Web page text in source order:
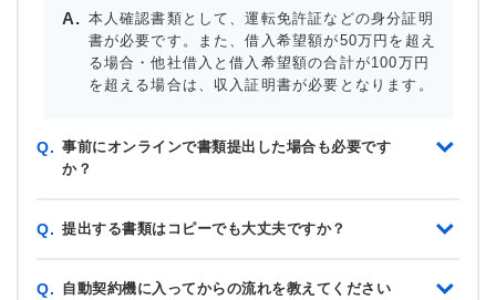
本人確認書類として、運転免許証などの身分証明
書が必要です。また、借入希望額が50万円を超え
る場合・他社借入と借入希望額の合計が100万円
を超える場合は、収入証明書が必要となります。
Q. 事前にオンラインで書類提出した場合も必要です
か？
Q. 提出する書類はコピーでも大丈夫ですか？
Q. 自動契約機に入ってからの流れを教えてください